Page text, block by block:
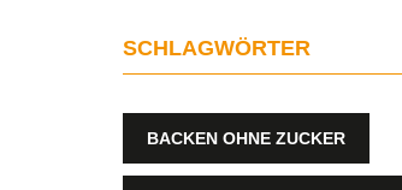
SCHLAGWÖRTER
BACKEN OHNE ZUCKER